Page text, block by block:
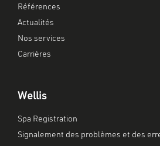
Références
Actualités
Nos services
Carrières
Wellis
Spa Registration
Signalement des problèmes et des